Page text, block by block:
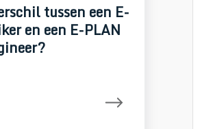
tussen een E-
en een E-PLAN